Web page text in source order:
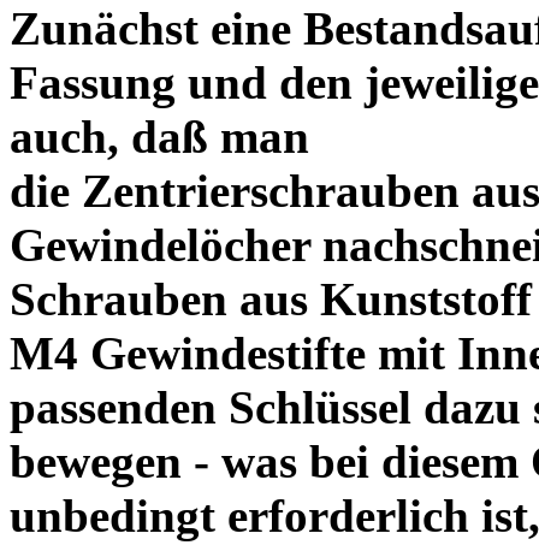
Zunächst eine
Fassung und den
auch, daß man
die Zentrierschrauben
Gewindelöcher
Schrauben aus
M4 Gewindestifte mit
passenden Schlüssel
bewegen - was bei
unbedingt erforderlich